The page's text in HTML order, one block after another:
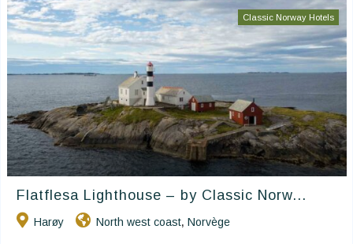
Classic Norway Hotels
Flatflesa Lighthouse – by Classic Norw...
Harøy North west coast, Norvège